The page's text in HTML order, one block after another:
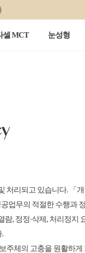
셀 MCT 눈성형
처리되고 있습니다. 「
업무의 적절한 수행과
, 정정·삭제, 처리정지
.
체의 고충을 원활하